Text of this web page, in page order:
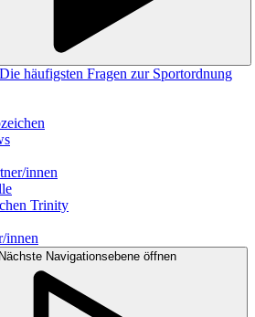
Die häufigsten Fragen zur Sportordnung
innen
Trinity
innen
Nächste Navigationsebene öffnen